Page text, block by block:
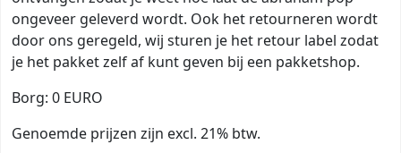
ongeveer geleverd wordt. Ook het retourneren wordt
door ons geregeld, wij sturen je het retour label zodat
je het pakket zelf af kunt geven bij een pakketshop.
Borg: 0 EURO
Genoemde prijzen zijn excl. 21% btw.